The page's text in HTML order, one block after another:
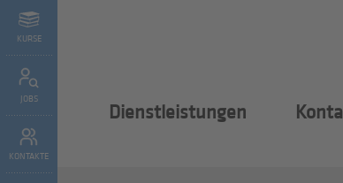
KURSE
JOBS
KONTAKTE
Dienstleistungen